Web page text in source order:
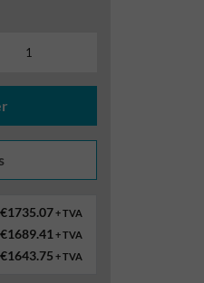
€1735.07+ TVA
€1689.41 + TVA
€1643.75 + TVA